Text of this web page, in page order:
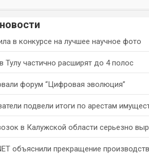
в конкурсе на лучшее научное фото
Тулу частично расширят до 4 полос
форум “Цифровая эволюция”
подвели итоги по арестам
в Калужской области серьезно
объяснили прекращение